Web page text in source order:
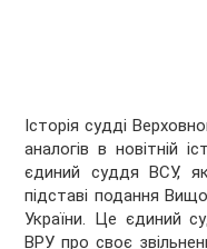
Історія судді
аналогів в новітній
єдиний суддя ВСУ,
підставі подання
України. Це єдиний
ВРУ про своє